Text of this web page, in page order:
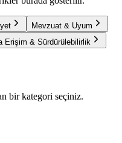
Mevzuat & Uyum
Erişim & Sürdürülebilirlik
bir kategori seçiniz.